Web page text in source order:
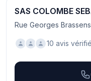
SAS COLOMBE
Rue Georges
10 avis